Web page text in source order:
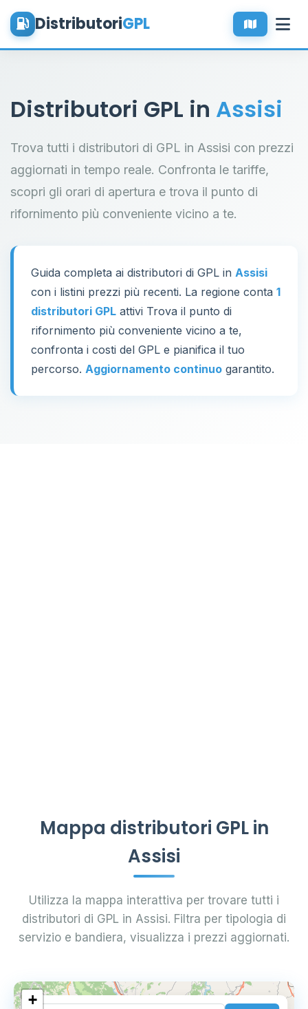
DistributoriGPL
Distributori GPL in Assisi
Trova tutti i distributori di GPL in Assisi con prezzi
aggiornati in tempo reale. Confronta le tariffe,
scopri gli orari di apertura e trova il punto di
rifornimento più conveniente vicino a te.
Guida completa ai distributori di GPL in Assisi
con i listini prezzi più recenti. La regione conta 1
distributori GPL attivi Trova il punto di
rifornimento più conveniente vicino a te,
confronta i costi del GPL e pianifica il tuo
percorso. Aggiornamento continuo garantito.
Mappa distributori GPL in
Assisi
Utilizza la mappa interattiva per trovare tutti i
distributori di GPL in Assisi. Filtra per tipologia di
servizio e bandiera, visualizza i prezzi aggiornati.
+